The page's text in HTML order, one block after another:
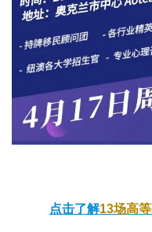
点击了解13场高